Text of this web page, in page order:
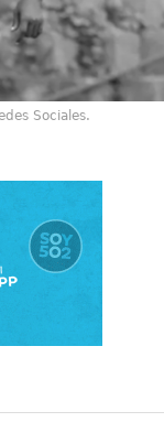
Sociales.